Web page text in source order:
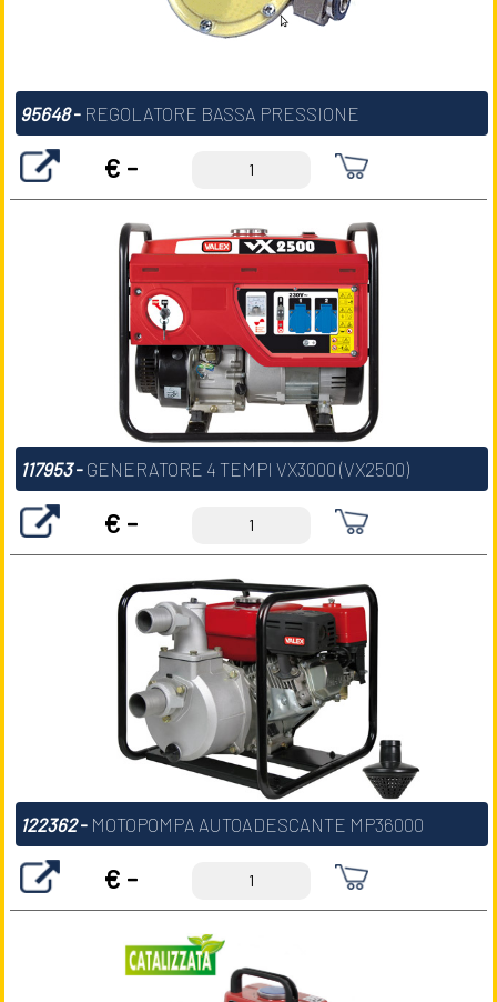
95648- REGOLATORE BASSA PRESSIONE
€ -
117953- GENERATORE 4 TEMPI VX3000 (VX2500)
€ -
122362- MOTOPOMPA AUTOADESCANTE MP36000
€ -